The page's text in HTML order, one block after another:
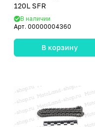
120L SFR
В наличии
Арт. 00000004360
В корзину